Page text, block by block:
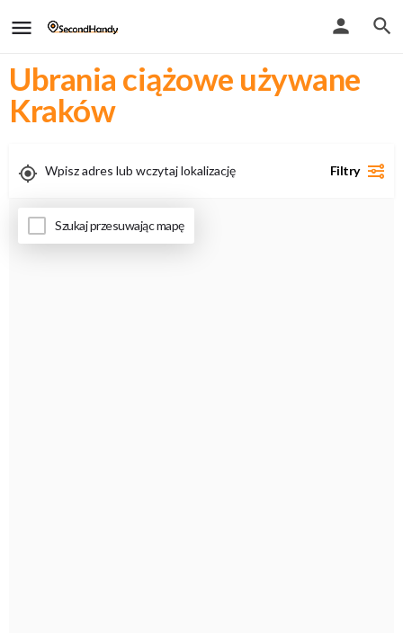
Ubrania ciążowe używane
Kraków
Filtry
Szukaj przesuwając mapę